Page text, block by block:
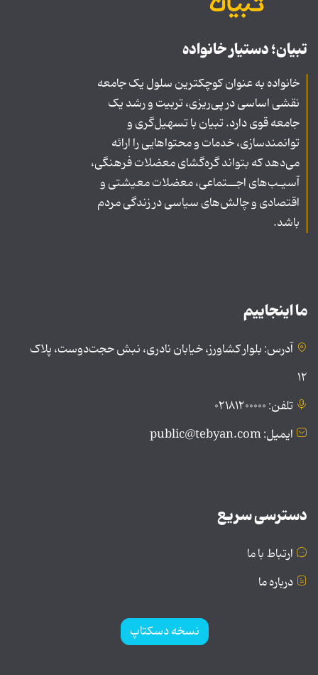
تبیان؛ دستیار خانواده
خانواده به عنوان کوچکترین سلول یک جامعه
نقشی اساسی در پی‌ریزی، تربیت و رشد یک
جامعه قوی دارد. تبیان با تسهیل‌گری و
توانمندسازی، خدمات و محتواهایی را ارائه
می‌دهد که بتواند گره‌گشای معضلات فرهنگی،
آسیـب‌های اجــتماعی، معضلات معیشتی و
اقتصادی و چالش‌های سیاسی در زندگی مردم
باشد.
ما اینجاییم
آدرس: بلوار کشاورز، خیابان نادری، نبش حجت‌دوست، پلاک
۱۲
تلفن: ۰۲۱۸۱۲۰۰۰۰۰
ایمیل: public@tebyan.com
دسترسی سریع
ارتباط با ما
درباره ما
نسخه دسکتاپ